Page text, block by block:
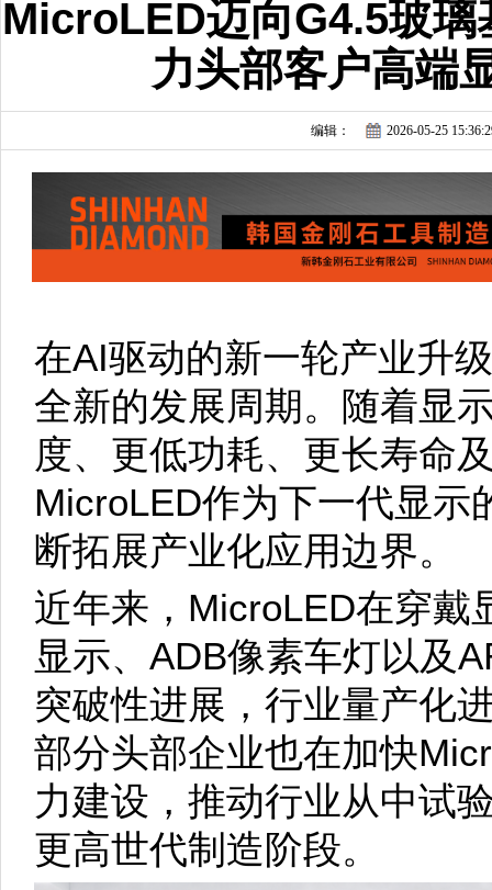
MicroLED迈向G4.5玻
力头部客户高端
编辑： 2026-05-25
在AI驱动的新一轮产业升
全新的发展周期。随着显
度、更低功耗、更长寿命
MicroLED作为下一代显示
断拓展产业化应用边界。
近年来，MicroLED在穿戴
显示、ADB像素车灯以及
突破性进展，行业量产化
部分头部企业也在加快
力建设，推动行业从中试
更高世代制造阶段。